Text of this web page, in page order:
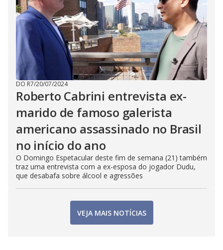
DO R7/20/07/2024
Roberto Cabrini entrevista ex-
marido de famoso galerista
americano assassinado no Brasil
no início do ano
O Domingo Espetacular deste fim de semana (21) também
traz uma entrevista com a ex-esposa do jogador Dudu,
que desabafa sobre álcool e agressões
VEJA MAIS NOTÍCIAS